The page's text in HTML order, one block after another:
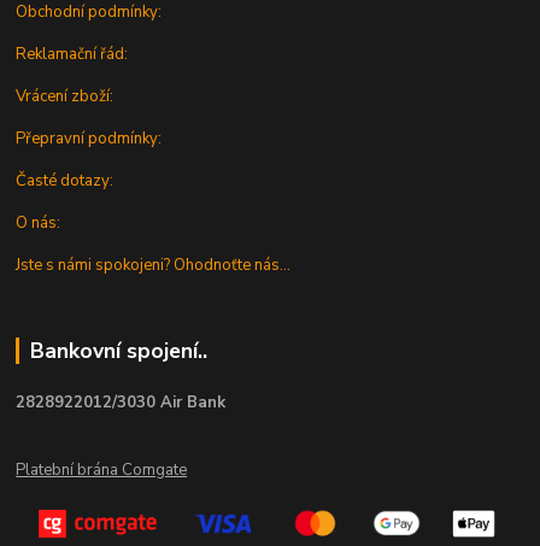
Obchodní podmínky:
Reklamační řád:
Vrácení zboží:
Přepravní podmínky:
Časté dotazy:
O nás:
Jste s námi spokojeni? Ohodnoťte nás...
Bankovní spojení..
2828922012/3030 Air Bank
Platební brána Comgate